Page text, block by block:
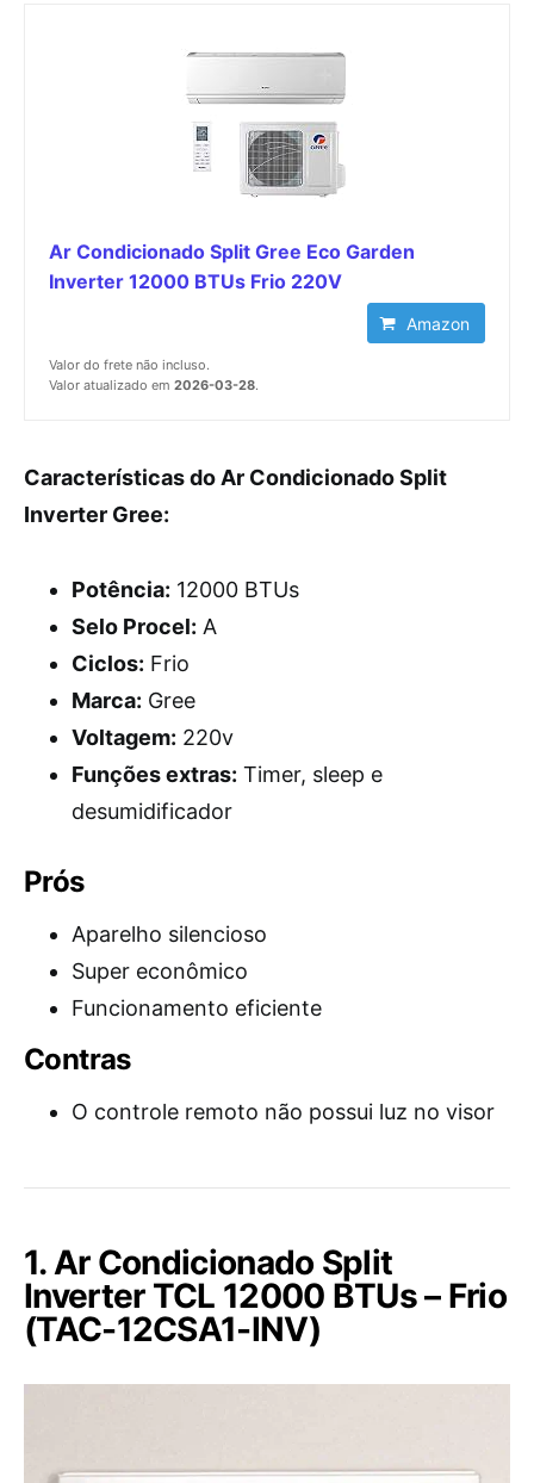
Ar Condicionado Split Gree Eco Garden
Inverter 12000 BTUs Frio 220V
Amazon
Valor do frete não incluso.
Valor atualizado em 2026-03-28.
Características do Ar Condicionado Split
Inverter Gree:
Potência: 12000 BTUs
Selo Procel: A
Ciclos: Frio
Marca: Gree
Voltagem: 220v
Funções extras: Timer, sleep e
desumidificador
Prós
Aparelho silencioso
Super econômico
Funcionamento eficiente
Contras
O controle remoto não possui luz no visor
1. Ar Condicionado Split
Inverter TCL 12000 BTUs – Frio
(TAC-12CSA1-INV)